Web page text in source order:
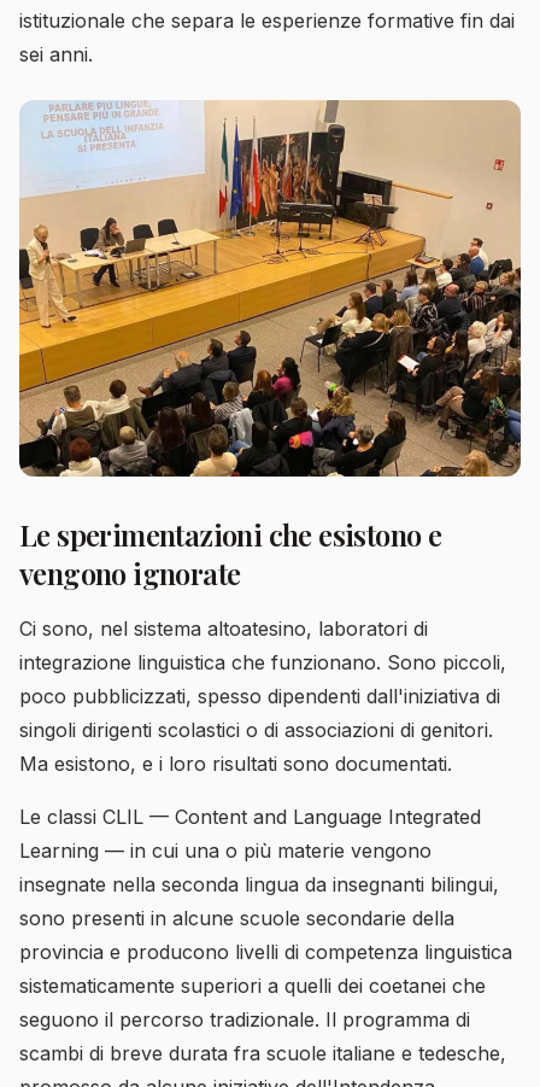
istituzionale che separa le esperienze formative fin dai
sei anni.
Le sperimentazioni che esistono e
vengono ignorate
Ci sono, nel sistema altoatesino, laboratori di
integrazione linguistica che funzionano. Sono piccoli,
poco pubblicizzati, spesso dipendenti dall'iniziativa di
singoli dirigenti scolastici o di associazioni di genitori.
Ma esistono, e i loro risultati sono documentati.
Le classi CLIL — Content and Language Integrated
Learning — in cui una o più materie vengono
insegnate nella seconda lingua da insegnanti bilingui,
sono presenti in alcune scuole secondarie della
provincia e producono livelli di competenza linguistica
sistematicamente superiori a quelli dei coetanei che
seguono il percorso tradizionale. Il programma di
scambi di breve durata fra scuole italiane e tedesche,